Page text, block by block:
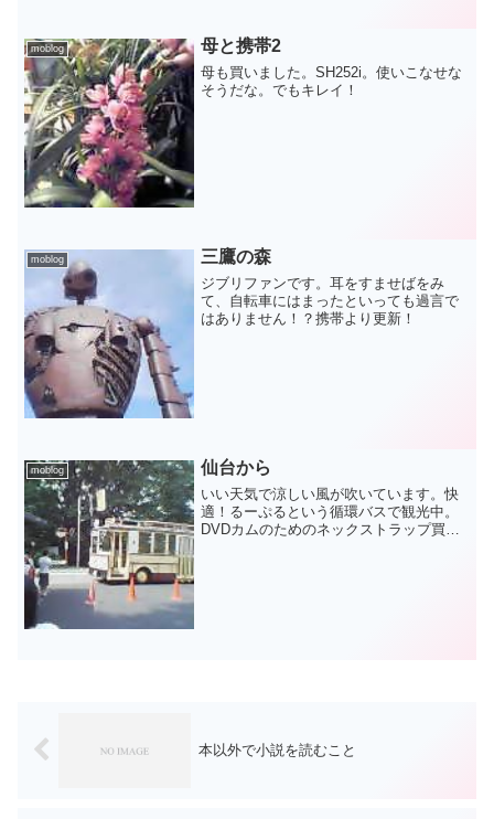
moblog 母と携帯2
母も買いました。SH252i。使いこなせな
そうだな。でもキレイ！
moblog 三鷹の森
ジブリファンです。耳をすませばをみ
て、自転車にはまったといっても過言で
はありません！？携帯より更新！
moblog 仙台から
いい天気で涼しい風が吹いています。快
適！るーぷるという循環バスで観光中。
DVDカムのためのネックストラップ買っ
本以外で小説を読むこと